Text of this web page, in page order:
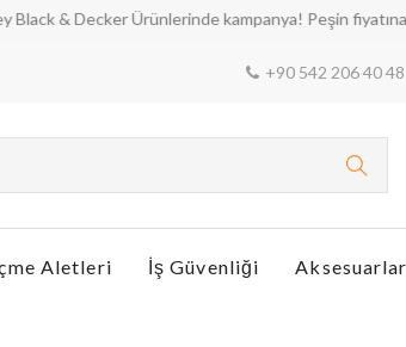
Ürünlerinde kampanya! Peşin fiyatına taksit
+90 542 206 40 48
Aletleri İş Güvenliği Aksesuarlar